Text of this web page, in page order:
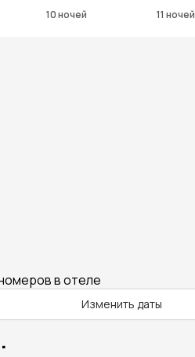
10 ночей 11 ночей
в отеле
Изменить даты